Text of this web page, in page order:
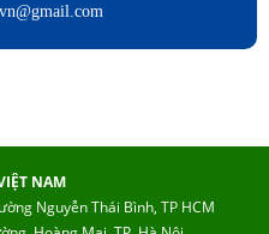
NAM
Nguyễn Thái Bình, TP HCM